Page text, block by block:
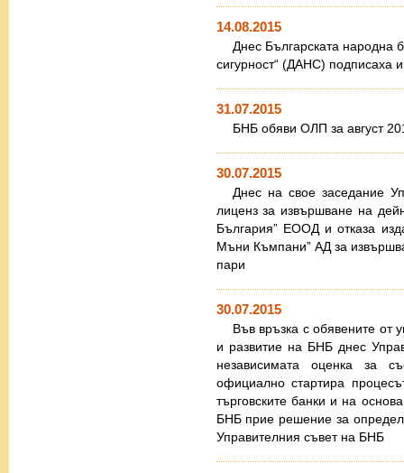
14.08.2015
Днес Българската народна
сигурност“ (ДАНС) подписаха
31.07.2015
БНБ обяви ОЛП за август
30.07.2015
Днес на свое заседание
лиценз за извършване на
България” ЕООД и отказа
Мъни Къмпани” АД за
пари
30.07.2015
Във връзка с обявените от
и развитие на БНБ днес
независимата оценка за
официално стартира
търговските банки и на
БНБ прие решение за
Управителния съвет на БНБ